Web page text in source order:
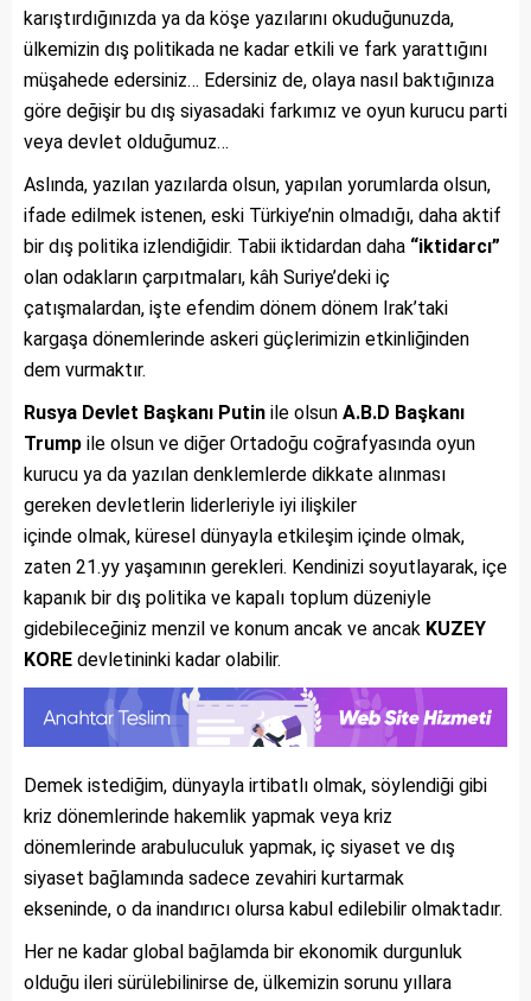
karıştırdığınızda ya da köşe yazılarını okuduğunuzda,
ülkemizin dış politikada ne kadar etkili ve fark yarattığını
müşahede edersiniz… Edersiniz de, olaya nasıl baktığınıza
göre değişir bu dış siyasadaki farkımız ve oyun kurucu parti
veya devlet olduğumuz…
Aslında, yazılan yazılarda olsun, yapılan yorumlarda olsun,
ifade edilmek istenen, eski Türkiye’nin olmadığı, daha aktif
bir dış politika izlendiğidir. Tabii iktidardan daha “iktidarcı”
olan odakların çarpıtmaları, kâh Suriye’deki iç
çatışmalardan, işte efendim dönem dönem Irak’taki
kargaşa dönemlerinde askeri güçlerimizin etkinliğinden
dem vurmaktır.
Rusya Devlet Başkanı Putin ile olsun A.B.D Başkanı
Trump ile olsun ve diğer Ortadoğu coğrafyasında oyun
kurucu ya da yazılan denklemlerde dikkate alınması
gereken devletlerin liderleriyle iyi ilişkiler
içinde olmak, küresel dünyayla etkileşim içinde olmak,
zaten 21.yy yaşamının gerekleri. Kendinizi soyutlayarak, içe
kapanık bir dış politika ve kapalı toplum düzeniyle
gidebileceğiniz menzil ve konum ancak ve ancak KUZEY
KORE devletininki kadar olabilir.
Demek istediğim, dünyayla irtibatlı olmak, söylendiği gibi
kriz dönemlerinde hakemlik yapmak veya kriz
dönemlerinde arabuluculuk yapmak, iç siyaset ve dış
siyaset bağlamında sadece zevahiri kurtarmak
ekseninde, o da inandırıcı olursa kabul edilebilir olmaktadır.
Her ne kadar global bağlamda bir ekonomik durgunluk
olduğu ileri sürülebilinirse de, ülkemizin sorunu yıllara